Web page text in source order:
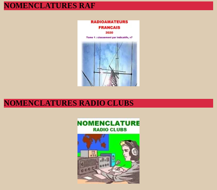
NOMENCLATURES RAF
NOMENCLATURES RADIO CLUBS